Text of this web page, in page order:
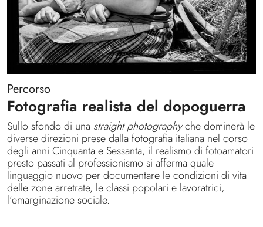
Percorso
Fotografia realista del dopoguerra
Sullo sfondo di una straight photographyche dominerà le
diverse direzioni prese dalla fotografia italiana nel corso
degli anni Cinquanta e Sessanta, il realismo di fotoamatori
presto passati al professionismo si afferma quale
linguaggio nuovo per documentare le condizioni di vita
delle zone arretrate, le classi popolari e lavoratrici,
l’emarginazione sociale.